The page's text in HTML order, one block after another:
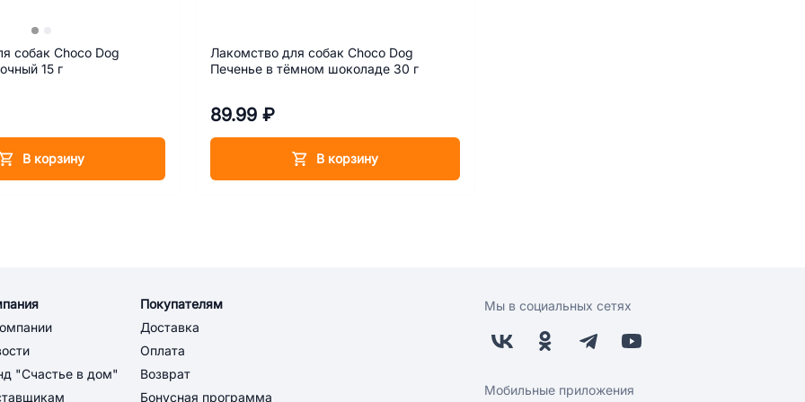
собак Choco Dog
15 г
В корзину
Лакомство для собак Choco Dog
Печенье в тёмном шоколаде 30 г
89.99 ₽
В корзину
"Счастье в дом"
Покупателям
Доставка
Оплата
Возврат
Бонусная программа
Мы в социальных сетях
Мобильные приложения